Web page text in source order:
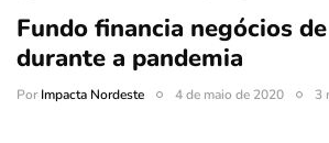
Fundo financia negócios
durante a pandemia
PorImpacta Nordeste 4 de maio de 2020 3